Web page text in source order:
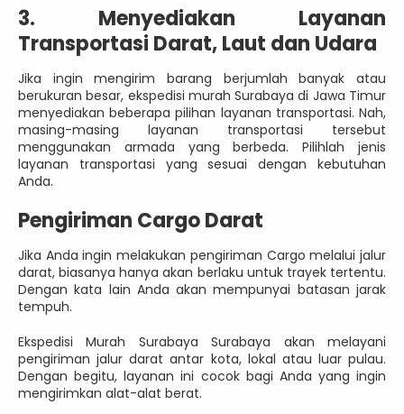
3. Menyediakan Layanan
Transportasi Darat, Laut dan Udara
Jika ingin mengirim barang berjumlah banyak atau
berukuran besar, ekspedisi murah Surabaya di Jawa Timur
menyediakan beberapa pilihan layanan transportasi. Nah,
masing-masing layanan transportasi tersebut
menggunakan armada yang berbeda. Pilihlah jenis
layanan transportasi yang sesuai dengan kebutuhan
Anda.
Pengiriman Cargo Darat
Jika Anda ingin melakukan pengiriman Cargo melalui jalur
darat, biasanya hanya akan berlaku untuk trayek tertentu.
Dengan kata lain Anda akan mempunyai batasan jarak
tempuh.
Ekspedisi Murah Surabaya Surabaya akan melayani
pengiriman jalur darat antar kota, lokal atau luar pulau.
Dengan begitu, layanan ini cocok bagi Anda yang ingin
mengirimkan alat-alat berat.